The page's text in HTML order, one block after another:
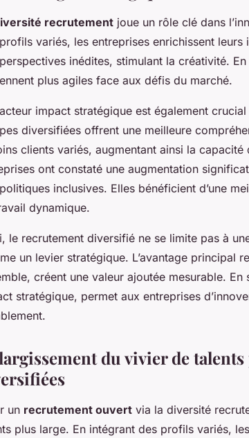
recrutement joue un rôle clé dans
variés, les entreprises enrichissent
inédites, stimulant la créativité.
plus agiles face aux défis du marché.
impact stratégique est également
diversifiées offrent une meilleure
clients variés, augmentant ainsi la capacité
ont constaté une augmentation
inclusives. Elles bénéficient d’une
dynamique.
le recrutement diversifié ne se limite pas à
un levier stratégique. L’avantage principal
créent une valeur ajoutée mesurable.
stratégique, permet aux entreprises
du vivier de
un recrutement ouvert via la diversité
plus large. En intégrant des profils variés,